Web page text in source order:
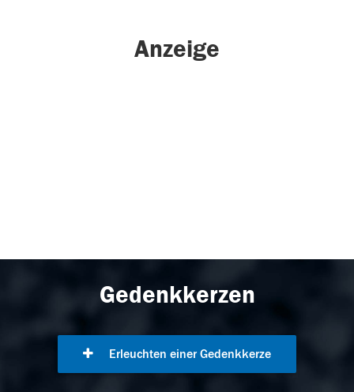
Anzeige
Gedenkkerzen
Erleuchten einer Gedenkkerze